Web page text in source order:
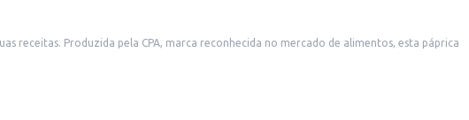
receitas. Produzida pela CPA, marca reconhecida no mercado de alimentos, esta páprica